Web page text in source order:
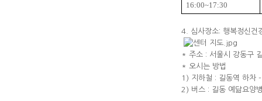
16:00~17:30
4. 심사장소: 행복정신건
* 주소 : 서울시 강동구
* 오시는 방법
1) 지하철 : 길동역 하차
2) 버스 : 길동 예닮요양